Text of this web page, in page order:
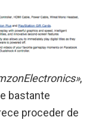
,
bastante
proceder de